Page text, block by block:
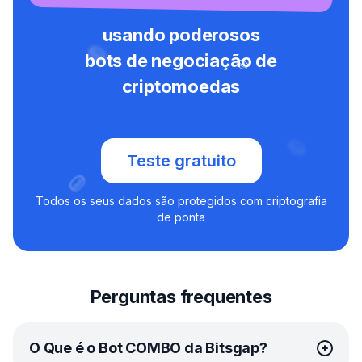
usando poderosos
bots de negociação de
criptomoedas
Teste gratuito
Todos os seus dados são protegidos com criptografia
de ponta
Perguntas frequentes
O Que é o Bot COMBO da Bitsgap?